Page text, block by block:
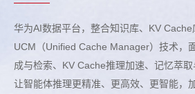
华为AI数据平台，整合知识库、KV Cache
UCM（Unified Cache Manager）技术，
成与检索、KV Cache推理加速、记忆萃取
让智能体推理更精准、更高效、更智能，